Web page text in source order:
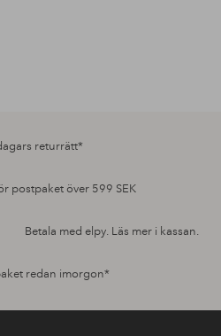
returrätt*
postpaket över 599 SEK
Betala med elpy. Läs mer i kassan.
redan imorgon*